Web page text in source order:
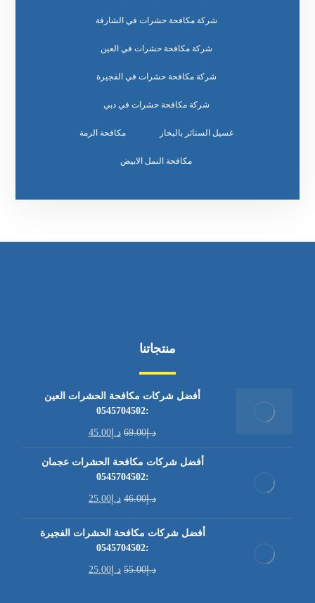
شركة مكافحة حشرات في الشارقة
شركة مكافحة حشرات في العين
شركة مكافحة حشرات في الفجيرة
شركة مكافحة حشرات في دبي
غسيل الستائر بالبخار مكافحة الرمة
مكافحة النمل الابيض
منتجاتنا
أفضل شركات مكافحة الحشرات العين
:0545704502
د.إ69.00 د.إ 45.00
أفضل شركات مكافحة الحشرات عجمان
:0545704502
د.إ46.00 د.إ 25.00
أفضل شركات مكافحة الحشرات الفجيرة
:0545704502
د.إ55.00 د.إ 25.00